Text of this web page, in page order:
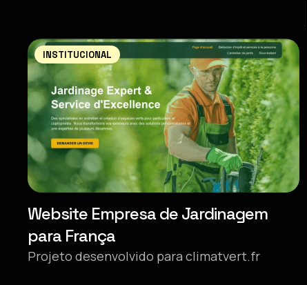
INSTITUCIONAL
Website Empresa de Jardinagem
para França
Projeto desenvolvido para climatvert.fr